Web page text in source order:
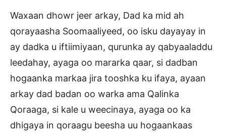
Waxaan dhowr jeer arkay, Dad ka mid ah
qorayaasha Soomaaliyeed, oo isku dayayay in
ay dadka u iftiimiyaan, qurunka ay qabyaaladdu
leedahay, ayaga oo mararka qaar, si dadban
hogaanka markaa jira tooshka ku ifaya, ayaan
arkay dad badan oo warka ama Qalinka
Qoraaga, si kale u weecinaya, ayaga oo ka
dhigaya in qoraagu beesha uu hogaankaas